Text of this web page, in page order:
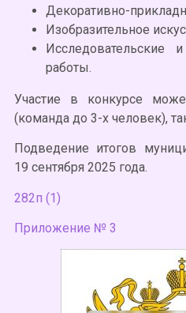
Декоративно-
Изобразительное
Исследовательские
работы.
Участие в конкурсе
(команда до 3-х человек),
Подведение итогов
19 сентября 2025 года.
282п (1)
Приложение № 3